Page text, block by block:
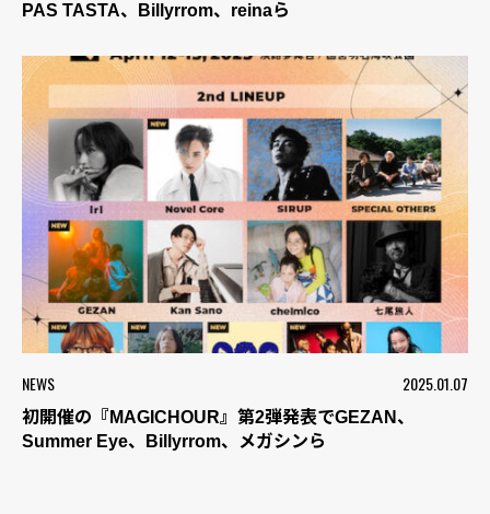
PAS TASTA、Billyrrom、reinaら
NEWS 2025.01.07
初開催の『MAGICHOUR』第2弾発表でGEZAN、
Summer Eye、Billyrrom、メガシンら